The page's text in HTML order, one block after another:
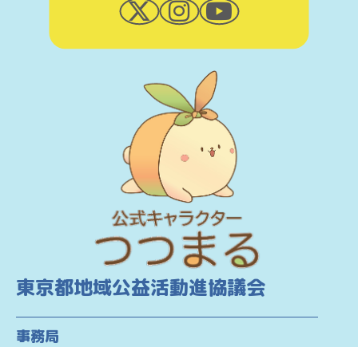
東京都地域公益活動進協議会
事務局